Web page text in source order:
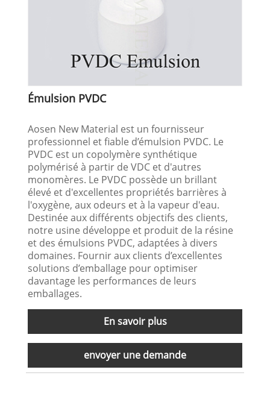
Émulsion PVDC
Aosen New Material est un fournisseur
professionnel et fiable d’émulsion PVDC. Le
PVDC est un copolymère synthétique
polymérisé à partir de VDC et d'autres
monomères. Le PVDC possède un brillant
élevé et d'excellentes propriétés barrières à
l'oxygène, aux odeurs et à la vapeur d'eau.
Destinée aux différents objectifs des clients,
notre usine développe et produit de la résine
et des émulsions PVDC, adaptées à divers
domaines. Fournir aux clients d’excellentes
solutions d’emballage pour optimiser
davantage les performances de leurs
emballages.
En savoir plus
envoyer une demande